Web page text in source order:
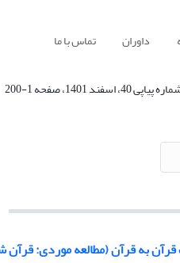
داوران تماس با ما
به قرآن (مطالعه موردی: قرآن